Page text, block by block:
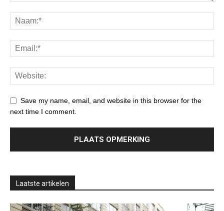
Save my name, email, and website in this browser for the
next time I comment.
Laatste artikelen